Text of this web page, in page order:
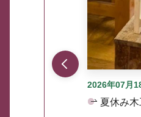
2026年07月
夏休み